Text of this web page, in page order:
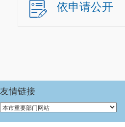
依申请公开
友情链接